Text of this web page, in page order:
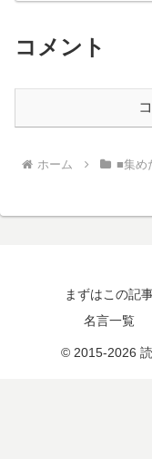
コメント
ホーム ■集め
まずはこの記
名言一覧
© 2015-2026